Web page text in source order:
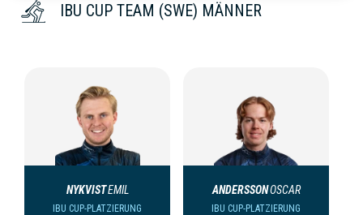
IBU CUP TEAM (SWE) MÄNNER
NYKVISTEMIL
IBU CUP-PLATZIERUNG
ANDERSSONOSCAR
IBU CUP-PLATZIERUNG